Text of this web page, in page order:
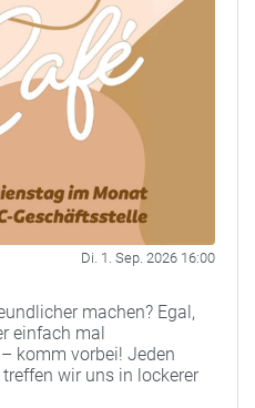
Di. 1. Sep. 2026 16:00
machen? Egal,
einfach mal
komm vorbei! Jeden
wir uns in lockerer